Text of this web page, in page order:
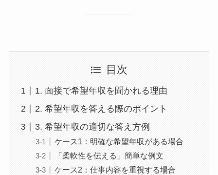
目次
1. 面接で希望年収を聞かれる理由
2. 希望年収を答える際のポイント
3. 希望年収の適切な答え方例
ケース1：明確な希望年収がある場合
「柔軟性を伝える」簡単な例文
ケース2：仕事内容を重視する場合